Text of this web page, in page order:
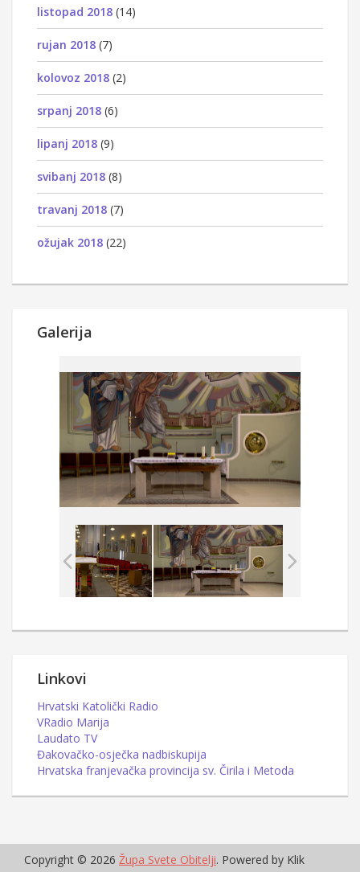
listopad 2018 (14)
rujan 2018 (7)
kolovoz 2018 (2)
srpanj 2018 (6)
lipanj 2018 (9)
svibanj 2018 (8)
travanj 2018 (7)
ožujak 2018 (22)
Galerija
Linkovi
Hrvatski Katolički Radio
VRadio Marija
Laudato TV
Đakovačko-osječka nadbiskupija
Hrvatska franjevačka provincija sv. Čirila i Metoda
Copyright © 2026 Župa Svete Obitelji. Powered by Klik